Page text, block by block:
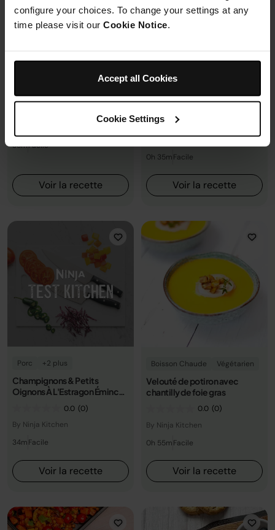
configure your choices. To change your settings at any
time please visit our Cookie Notice.
Accept all Cookies
Cookie Settings
Riz Valenciana Au Chorizo
35mFacile
Voir la recette
Boisson Chaude
Mini arbres de Noël en pâte
feuilletée
By Ninja Kitchen
0h 35mFacile
Voir la recette
Porc +2 plus
Champignons & Petits
Oignons À L'Estragon Émincé
De Poulet Au Cidre
0.0 (0)
By Ninja Kitchen
34mFacile
Voir la recette
Boisson Chaude Végétarien
Velouté de potiron avec
chantilly de foie gras
0.0 (0)
By Ninja Kitchen
0h 55mFacile
Voir la recette